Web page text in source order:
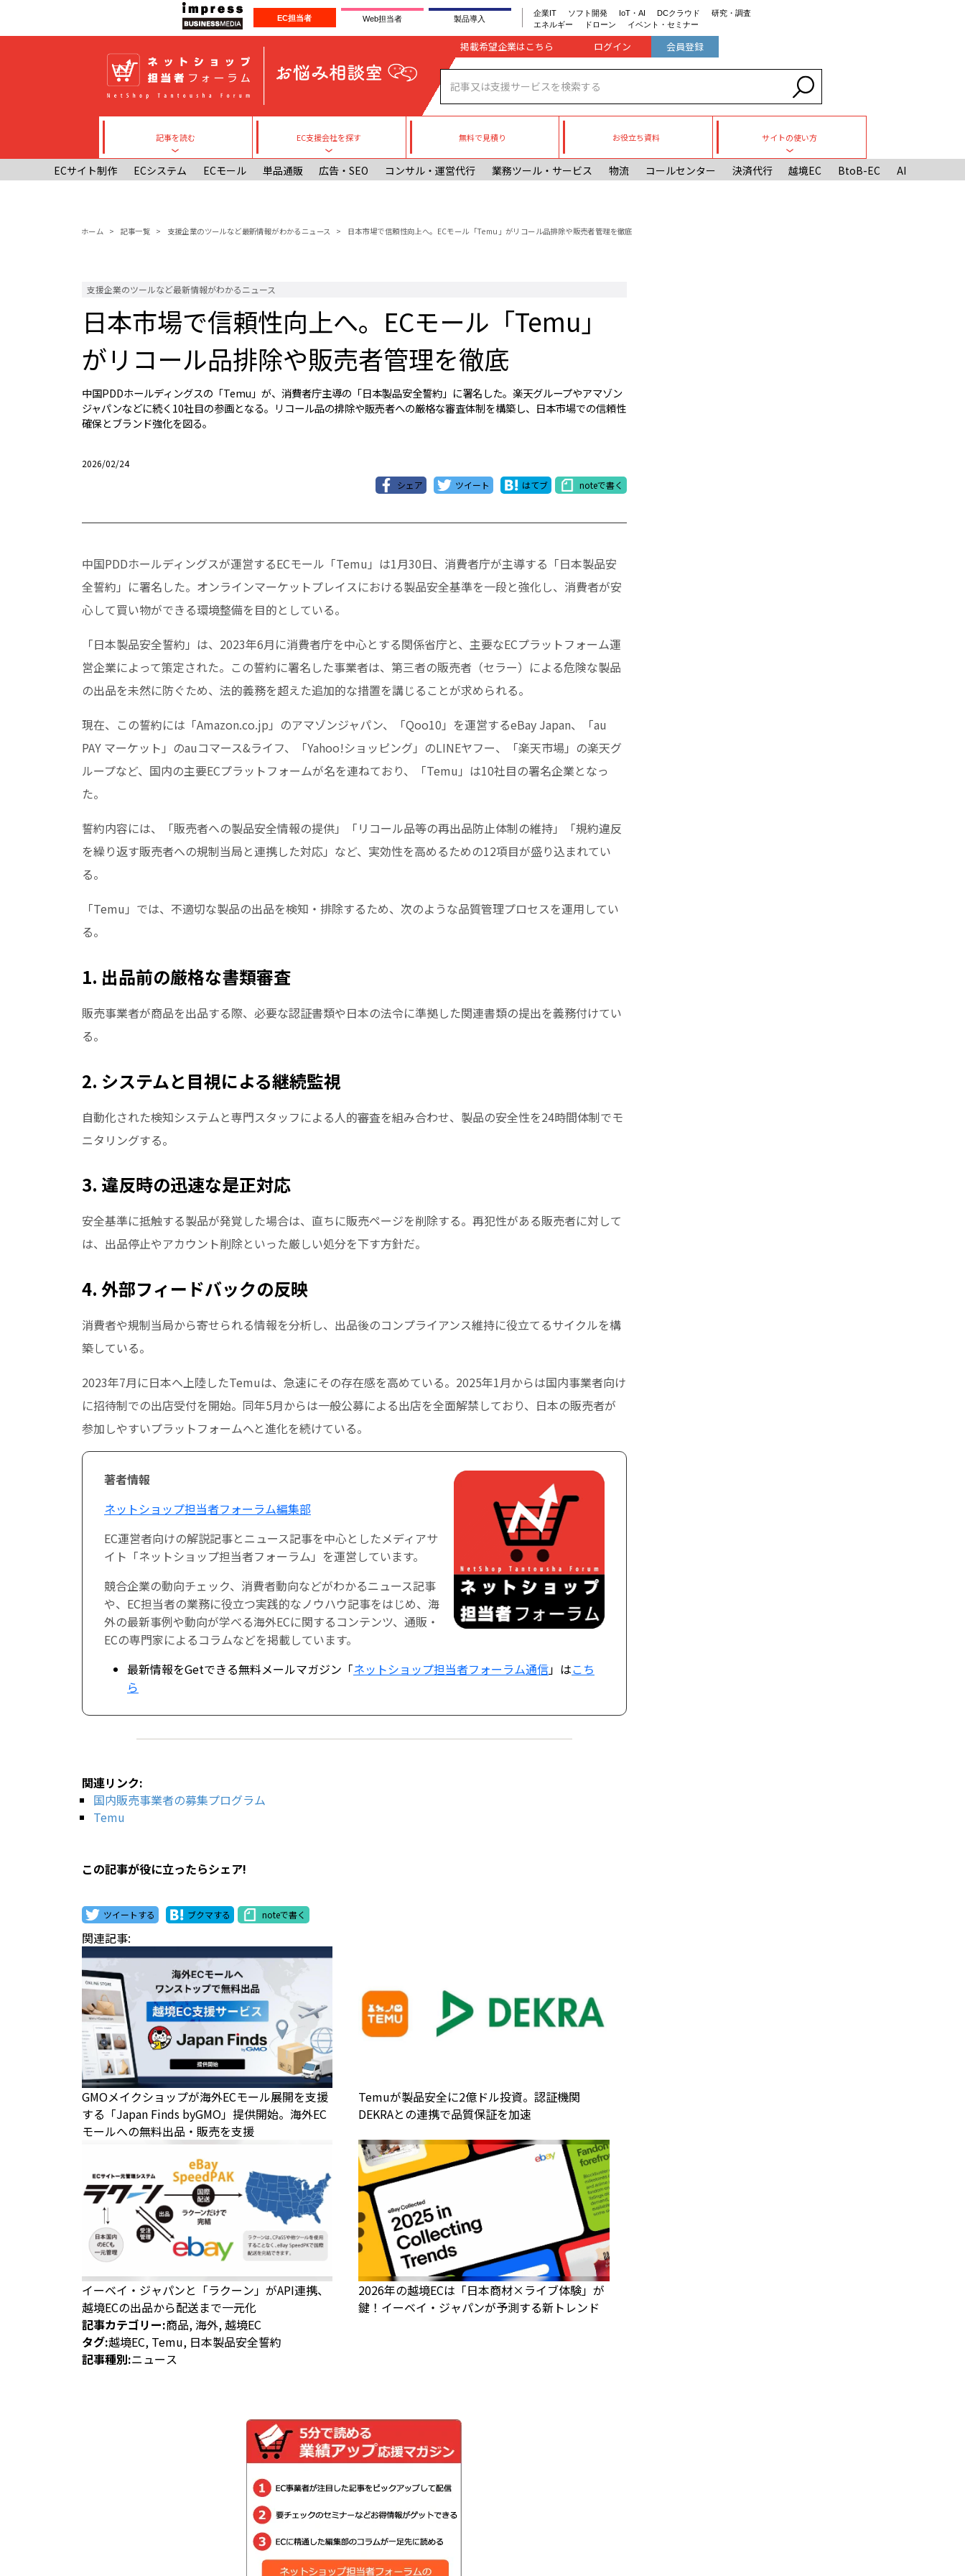
EC担当者 Web担当者 製品導入
企業IT ソフト開発 IoT・AI DCクラウド
研究・調査
エネルギー
ドローン イベント・セミナー
Company register
掲載希望企業はこちら 会員登録
記事を読む
Toggle submenu
EC支援会社を探す
Toggle submenu
無料で見積り お役立ち資料
サイトの使い方
Toggle submenu
ECサイト制作 ECシステム ECモール 単品通販 広告・SEO コンサル・運営代行 業務ツール・サービス 物流 コールセンター 決済代行 越境EC BtoB-EC AI
パンくず
ホーム 記事一覧 支援企業のツールなど最新情報がわかるニュース 日本市場で信頼性向上へ。ECモール「Temu」がリコール品排除や販売者管理を徹底
支援企業のツールなど最新情報がわかるニュース
日本市場で信頼性向上へ。ECモール「Temu」
がリコール品排除や販売者管理を徹底
中国PDDホールディングスの「Temu」が、消費者庁主導の「日本製品安全誓約」に署名した。楽天グループやアマゾン
ジャパンなどに続く10社目の参画となる。リコール品の排除や販売者への厳格な審査体制を構築し、日本市場での信頼性
確保とブランド強化を図る。
2026/02/24
シェア
ツイート はてブ noteで書く
中国PDDホールディングスが運営するECモール「Temu」は1月30日、消費者庁が主導する「日本製品安
全誓約」に署名した。オンラインマーケットプレイスにおける製品安全基準を一段と強化し、消費者が安
心して買い物ができる環境整備を目的としている。
「日本製品安全誓約」は、2023年6月に消費者庁を中心とする関係省庁と、主要なECプラットフォーム運
営企業によって策定された。この誓約に署名した事業者は、第三者の販売者（セラー）による危険な製品
の出品を未然に防ぐため、法的義務を超えた追加的な措置を講じることが求められる。
現在、この誓約には「Amazon.co.jp」のアマゾンジャパン、「Qoo10」を運営するeBay Japan、「au
PAY マーケット」のauコマース&ライフ、「Yahoo!ショッピング」のLINEヤフー、「楽天市場」の楽天グ
ループなど、国内の主要ECプラットフォームが名を連ねており、「Temu」は10社目の署名企業となっ
た。
誓約内容には、「販売者への製品安全情報の提供」「リコール品等の再出品防止体制の維持」「規約違反
を繰り返す販売者への規制当局と連携した対応」など、実効性を高めるための12項目が盛り込まれてい
る。
「Temu」では、不適切な製品の出品を検知・排除するため、次のような品質管理プロセスを運用してい
る。
1. 出品前の厳格な書類審査
販売事業者が商品を出品する際、必要な認証書類や日本の法令に準拠した関連書類の提出を義務付けてい
る。
2. システムと目視による継続監視
自動化された検知システムと専門スタッフによる人的審査を組み合わせ、製品の安全性を24時間体制でモ
ニタリングする。
3. 違反時の迅速な是正対応
安全基準に抵触する製品が発覚した場合は、直ちに販売ページを削除する。再犯性がある販売者に対して
は、出品停止やアカウント削除といった厳しい処分を下す方針だ。
4. 外部フィードバックの反映
消費者や規制当局から寄せられる情報を分析し、出品後のコンプライアンス維持に役立てるサイクルを構
築している。
2023年7月に日本へ上陸したTemuは、急速にその存在感を高めている。2025年1月からは国内事業者向け
に招待制での出店受付を開始。同年5月からは一般公募による出店を全面解禁しており、日本の販売者が
参加しやすいプラットフォームへと進化を続けている。
著者情報
ネットショップ担当者フォーラム編集部
EC運営者向けの解説記事とニュース記事を中心としたメディアサ
イト「ネットショップ担当者フォーラム」を運営しています。
競合企業の動向チェック、消費者動向などがわかるニュース記事
や、EC担当者の業務に役立つ実践的なノウハウ記事をはじめ、海
外の最新事例や動向が学べる海外ECに関するコンテンツ、通販・
ECの専門家によるコラムなどを掲載しています。
最新情報をGetできる無料メールマガジン「ネットショップ担当者フォーラム通信」はこち
ら
関連リンク:
国内販売事業者の募集プログラム
Temu
この記事が役に立ったらシェア!
ツイートする ブクマする noteで書く
関連記事:
GMOメイクショップが海外ECモール展開を支援
する「Japan Finds byGMO」提供開始。海外EC
モールへの無料出品・販売を支援
Temuが製品安全に2億ドル投資。認証機関
DEKRAとの連携で品質保証を加速
イーベイ・ジャパンと「ラクーン」がAPI連携、
越境ECの出品から配送まで一元化
2026年の越境ECは「日本商材×ライブ体験」が
鍵！イーベイ・ジャパンが予測する新トレンド
記事カテゴリー:商品, 海外, 越境EC
タグ:越境EC, Temu, 日本製品安全誓約
記事種別:ニュース